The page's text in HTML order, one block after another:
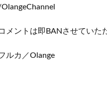
ントは即BANさせていた
ルカ／Olange